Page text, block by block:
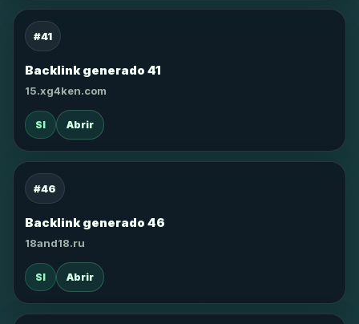
#41
Backlink generado 41
15.xg4ken.com
SI Abrir
#46
Backlink generado 46
18and18.ru
SI Abrir